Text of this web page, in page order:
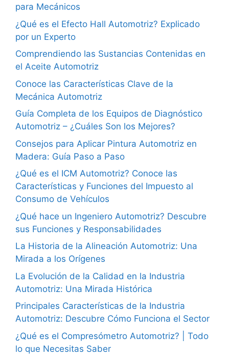
para Mecánicos
¿Qué es el Efecto Hall Automotriz? Explicado
por un Experto
Comprendiendo las Sustancias Contenidas en
el Aceite Automotriz
Conoce las Características Clave de la
Mecánica Automotriz
Guía Completa de los Equipos de Diagnóstico
Automotriz – ¿Cuáles Son los Mejores?
Consejos para Aplicar Pintura Automotriz en
Madera: Guía Paso a Paso
¿Qué es el ICM Automotriz? Conoce las
Características y Funciones del Impuesto al
Consumo de Vehículos
¿Qué hace un Ingeniero Automotriz? Descubre
sus Funciones y Responsabilidades
La Historia de la Alineación Automotriz: Una
Mirada a los Orígenes
La Evolución de la Calidad en la Industria
Automotriz: Una Mirada Histórica
Principales Características de la Industria
Automotriz: Descubre Cómo Funciona el Sector
¿Qué es el Compresómetro Automotriz? | Todo
lo que Necesitas Saber